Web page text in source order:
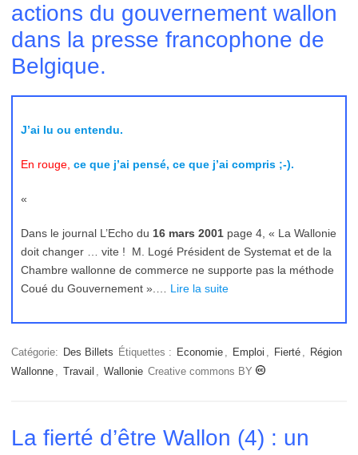
actions du gouvernement wallon
dans la presse francophone de
Belgique.
J’ai lu ou entendu.
En rouge, ce que j’ai pensé, ce que j’ai compris ;-).
«
Dans le journal L’Echo du 16 mars 2001 page 4, « La Wallonie
doit changer … vite ! M. Logé Président de Systemat et de la
Chambre wallonne de commerce ne supporte pas la méthode
Coué du Gouvernement ».… Lire la suite
Catégorie: Des Billets Étiquettes : Economie , Emploi , Fierté , Région
Wallonne , Travail , Wallonie Creative commons BY
La fierté d’être Wallon (4) : un